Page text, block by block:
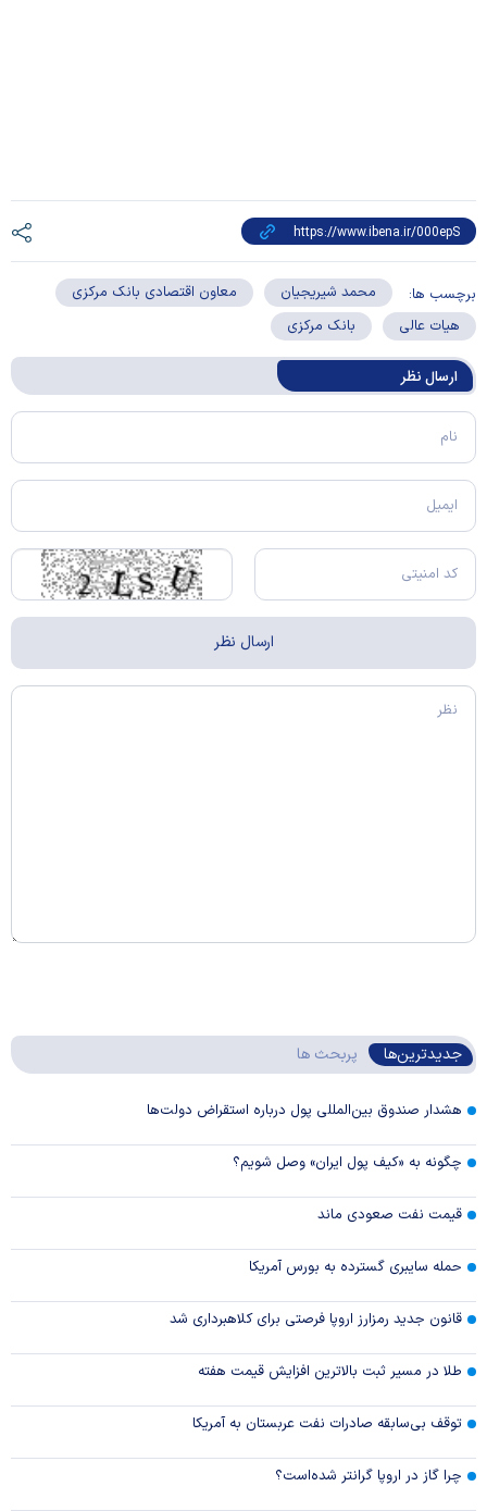
برچسب ها: محمد شیریجیان
معاون اقتصادی بانک مرکزی
هیات عالی
بانک مرکزی
ارسال‌ نظر
جدیدترین‌ها پربحث ها
هشدار صندوق بین‌المللی پول درباره استقراض دولت‌ها
چگونه به «کیف پول ایران» وصل شویم؟
قیمت نفت صعودی ماند
حمله سایبری گسترده به بورس آمریکا
قانون جدید رمزارز اروپا فرصتی برای کلاهبرداری شد
طلا در مسیر ثبت بالاترین افزایش قیمت هفته
توقف بی‌سابقه صادرات نفت عربستان به آمریکا
چرا گاز در اروپا گرانتر شده‌است؟